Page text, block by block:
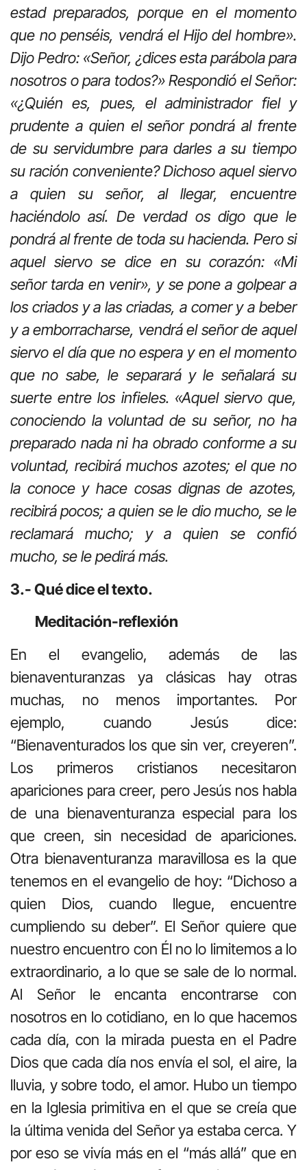
estad preparados, porque en el momento
que no penséis, vendrá el Hijo del hombre».
Dijo Pedro: «Señor, ¿dices esta parábola para
nosotros o para todos?» Respondió el Señor:
«¿Quién es, pues, el administrador fiel y
prudente a quien el señor pondrá al frente
de su servidumbre para darles a su tiempo
su ración conveniente? Dichoso aquel siervo
a quien su señor, al llegar, encuentre
haciéndolo así. De verdad os digo que le
pondrá al frente de toda su hacienda. Pero si
aquel siervo se dice en su corazón: «Mi
señor tarda en venir», y se pone a golpear a
los criados y a las criadas, a comer y a beber
y a emborracharse, vendrá el señor de aquel
siervo el día que no espera y en el momento
que no sabe, le separará y le señalará su
suerte entre los infieles. «Aquel siervo que,
conociendo la voluntad de su señor, no ha
preparado nada ni ha obrado conforme a su
voluntad, recibirá muchos azotes; el que no
la conoce y hace cosas dignas de azotes,
recibirá pocos; a quien se le dio mucho, se le
reclamará mucho; y a quien se confió
mucho, se le pedirá más.
3.- Qué dice el texto.
Meditación-reflexión
En el evangelio, además de las
bienaventuranzas ya clásicas hay otras
muchas, no menos importantes. Por
ejemplo, cuando Jesús dice:
“Bienaventurados los que sin ver, creyeren”.
Los primeros cristianos necesitaron
apariciones para creer, pero Jesús nos habla
de una bienaventuranza especial para los
que creen, sin necesidad de apariciones.
Otra bienaventuranza maravillosa es la que
tenemos en el evangelio de hoy: “Dichoso a
quien Dios, cuando llegue, encuentre
cumpliendo su deber”. El Señor quiere que
nuestro encuentro con Él no lo limitemos a lo
extraordinario, a lo que se sale de lo normal.
Al Señor le encanta encontrarse con
nosotros en lo cotidiano, en lo que hacemos
cada día, con la mirada puesta en el Padre
Dios que cada día nos envía el sol, el aire, la
lluvia, y sobre todo, el amor. Hubo un tiempo
en la Iglesia primitiva en el que se creía que
la última venida del Señor ya estaba cerca. Y
por eso se vivía más en el “más allá” que en